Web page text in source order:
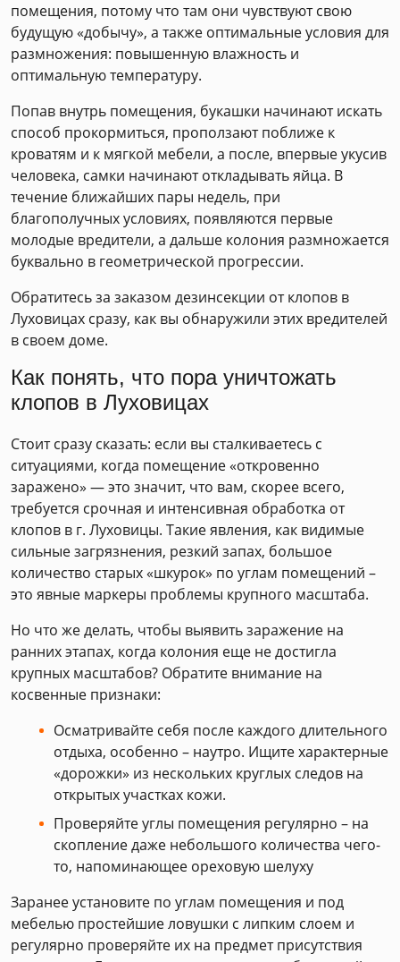
помещения, потому что там они чувствуют свою
будущую «добычу», а также оптимальные условия для
размножения: повышенную влажность и
оптимальную температуру.
Попав внутрь помещения, букашки начинают искать
способ прокормиться, проползают поближе к
кроватям и к мягкой мебели, а после, впервые укусив
человека, самки начинают откладывать яйца. В
течение ближайших пары недель, при
благополучных условиях, появляются первые
молодые вредители, а дальше колония размножается
буквально в геометрической прогрессии.
Обратитесь за заказом дезинсекции от клопов в
Луховицах сразу, как вы обнаружили этих вредителей
в своем доме.
Как понять, что пора уничтожать
клопов в Луховицах
Стоит сразу сказать: если вы сталкиваетесь с
ситуациями, когда помещение «откровенно
заражено» — это значит, что вам, скорее всего,
требуется срочная и интенсивная обработка от
клопов в г. Луховицы. Такие явления, как видимые
сильные загрязнения, резкий запах, большое
количество старых «шкурок» по углам помещений –
это явные маркеры проблемы крупного масштаба.
Но что же делать, чтобы выявить заражение на
ранних этапах, когда колония еще не достигла
крупных масштабов? Обратите внимание на
косвенные признаки:
Осматривайте себя после каждого длительного
отдыха, особенно – наутро. Ищите характерные
«дорожки» из нескольких круглых следов на
открытых участках кожи.
Проверяйте углы помещения регулярно – на
скопление даже небольшого количества чего-
то, напоминающее ореховую шелуху
Заранее установите по углам помещения и под
мебелью простейшие ловушки с липким слоем и
регулярно проверяйте их на предмет присутствия